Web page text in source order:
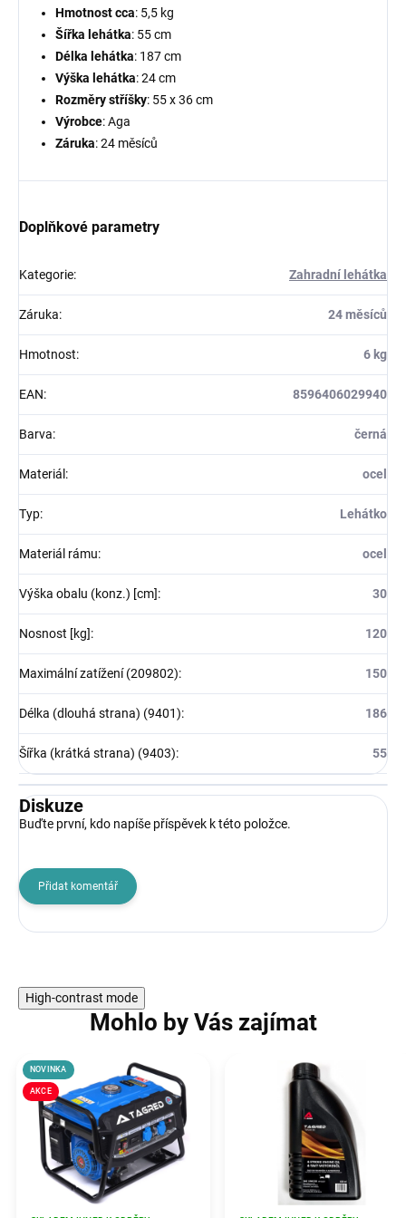
Hmotnost cca: 5,5 kg
Šířka lehátka: 55 cm
Délka lehátka: 187 cm
Výška lehátka: 24 cm
Rozměry stříšky: 55 x 36 cm
Výrobce: Aga
Záruka: 24 měsíců
Doplňkové parametry
Kategorie: Zahradní lehátka
Záruka: 24 měsíců
Hmotnost: 6 kg
EAN: 8596406029940
Barva: černá
Materiál : ocel
Typ: Lehátko
Materiál rámu: ocel
Výška obalu (konz.) [cm]: 30
Nosnost [kg]: 120
Maximální zatížení (209802): 150
Délka (dlouhá strana) (9401): 186
Šířka (krátká strana) (9403): 55
Diskuze
Buďte první, kdo napíše příspěvek k této položce.
Přidat komentář
High-contrast mode
Mohlo by Vás zajímat
AKCE
NOVINKA